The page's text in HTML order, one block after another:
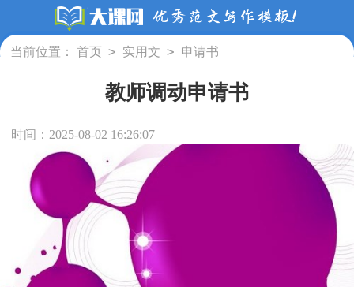
当前位置： 首页 > 实用文 > 申请书
教师调动申请书
时间：2025-08-02 16:26:07